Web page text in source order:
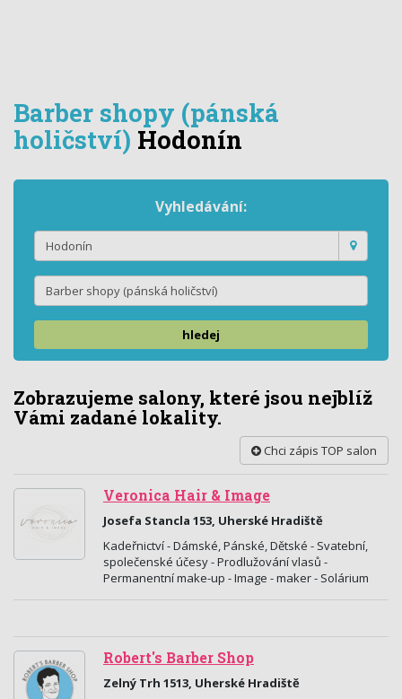
Barber shopy (pánská
holičství) Hodonín
Vyhledávání:
hledej
Zobrazujeme salony, které jsou nejblíž
Vámi zadané lokality.
Chci zápis TOP salon
Veronica Hair & Image
Josefa Stancla 153, Uherské Hradiště
Kadeřnictví - Dámské, Pánské, Dětské - Svatební,
společenské účesy - Prodlužování vlasů -
Permanentní make-up - Image - maker - Solárium
Robert's Barber Shop
Zelný Trh 1513, Uherské Hradiště